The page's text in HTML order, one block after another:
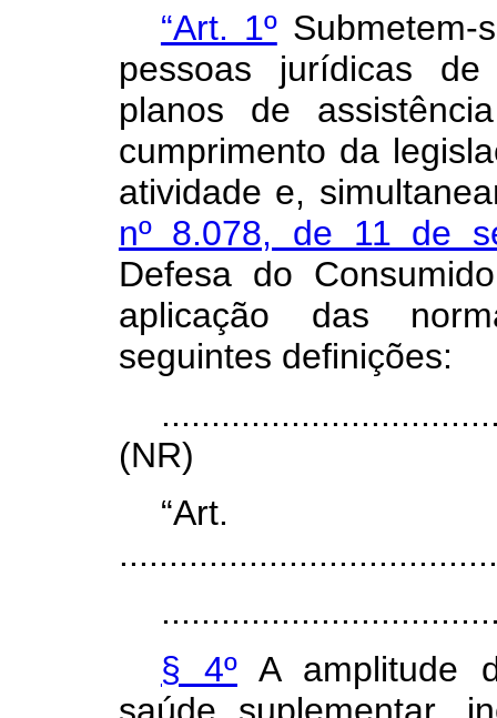
“Art. 1ºSubmetem-
pessoas jurídicas
planos de
cumprimento da
atividade e,
nº 8.078, de 11 de
Defesa do
aplicação das
seguintes definições:
(NR)
§ 4ºA amplitude